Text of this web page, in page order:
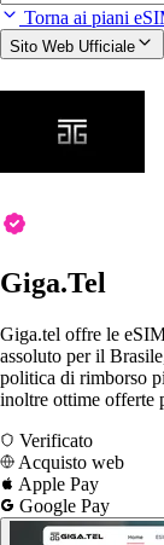
Torna ai piani
Sito Web Ufficiale
Giga.Tel
Giga.tel offre le
assoluto per il
politica di rimborso
inoltre ottime offerte
Verificato
Acquisto web
Apple Pay
Google Pay